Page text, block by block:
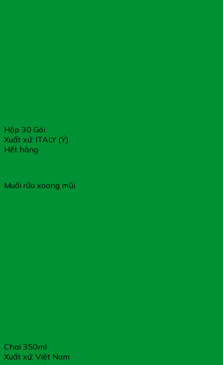
Hộp 30 Gói
Xuất xứ: ITALY (Ý)
Hết hàng
Muối rửa xoang mũi
Chai 350ml
Xuất xứ: Việt Nam